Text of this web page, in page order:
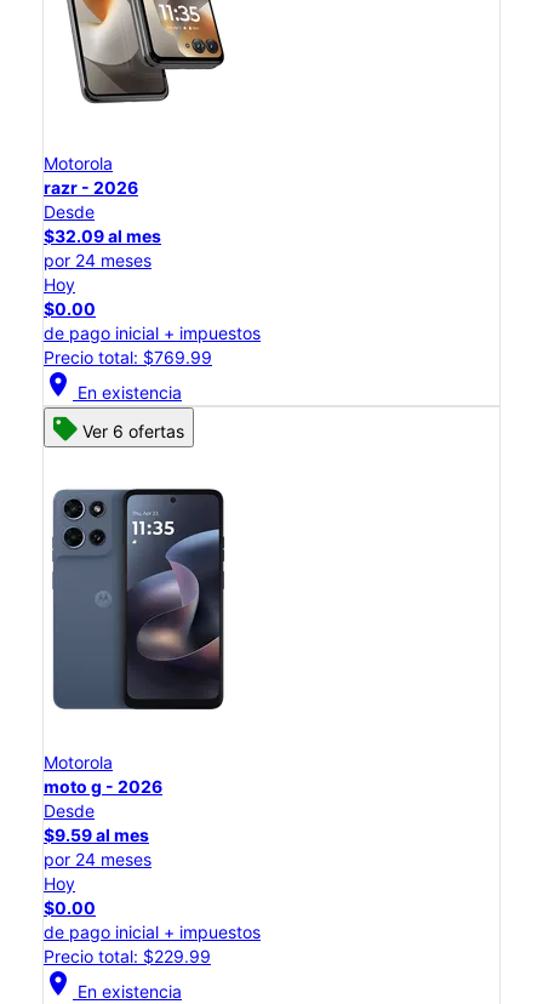
Motorola
razr - 2026
Desde
$32.09 al mes
por 24 meses
Hoy
$0.00
de pago inicial + impuestos
Precio total: $769.99
location_on En existencia
Ver 6 ofertas
Motorola
moto g - 2026
Desde
$9.59 al mes
por 24 meses
Hoy
$0.00
de pago inicial + impuestos
Precio total: $229.99
location_on En existencia